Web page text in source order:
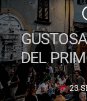
DEL
today 23